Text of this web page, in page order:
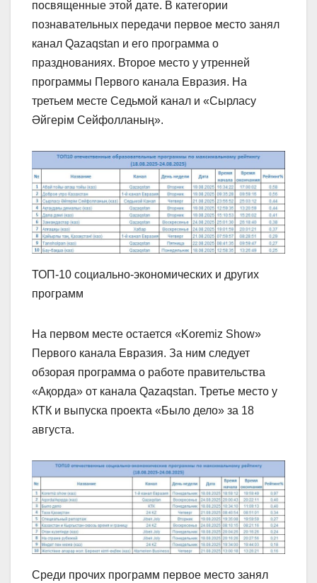
посвященные этой дате. В категории
познавательных передачи первое место занял
канал Qazaqstan и его программа о
празднованиях. Второе место у утренней
программы Первого канала Евразия. На
третьем месте Седьмой канал и «Сырласу
Әйгерім Сейфолланың».
ТОП-10 социально-экономических и других
программ
На первом месте остается «Koremiz Show»
Первого канала Евразия. За ним следует
обзорая программа о работе правительства
«Ақорда» от канала Qazaqstan. Третье место у
КТК и выпуска проекта «Было дело» за 18
августа.
Среди прочих программ первое место занял